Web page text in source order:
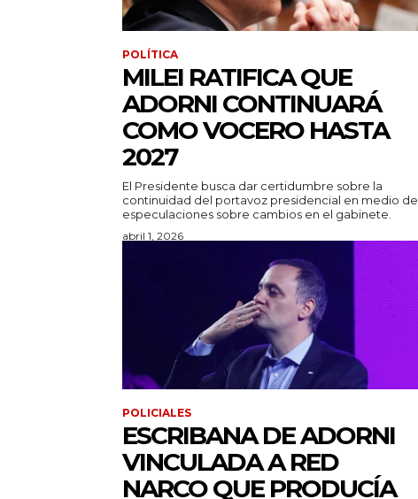
POLÍTICA
MILEI RATIFICA QUE
ADORNI CONTINUARÁ
COMO VOCERO HASTA
2027
El Presidente busca dar certidumbre sobre la
continuidad del portavoz presidencial en medio de
especulaciones sobre cambios en el gabinete.
abril 1, 2026
POLICIALES
ESCRIBANA DE ADORNI
VINCULADA A RED
NARCO QUE PRODUCÍA